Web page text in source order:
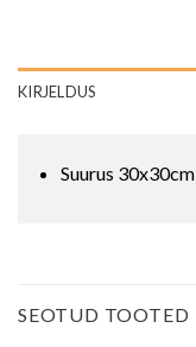
KIRJELDUS
Suurus 30x30cm
SEOTUD TOOTED